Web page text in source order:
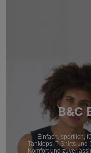
B&C
Einfach, sportlich,
Tanktops, T-Shirts
Komfort und